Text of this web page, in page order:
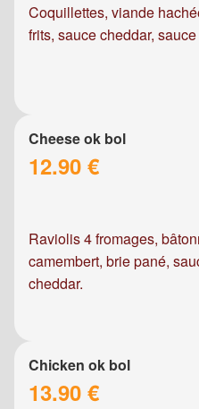
Coquillettes, viande
frits, sauce cheddar,
Cheese ok bol
12.90 €
Raviolis 4 fromages,
camembert, brie pané,
cheddar.
Chicken ok bol
13.90 €